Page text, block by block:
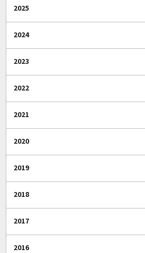
2025
2024
2023
2022
2021
2020
2019
2018
2017
2016